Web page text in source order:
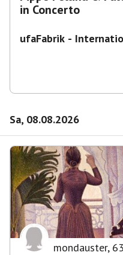
in Concerto
ufaFabrik -
Sa, 08.08.2026
mondauster, 63